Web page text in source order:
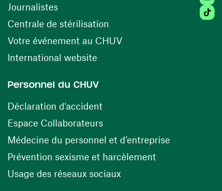
Journalistes
Centrale de stérilisation (ouvre une nouvelle
Votre événement au CHUV(ouvre une nouvelle
International website
Personnel du CHUV
Déclaration d'accident
Espace Collaborateurs(ouvre une nouvelle fenêtre)
Médecine du personnel et d’entreprise
Prévention sexisme et harcèlement
Usage des réseaux sociaux(ouvre une nouvelle